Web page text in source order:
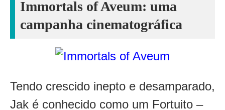
Immortals of Aveum: uma
campanha cinematográfica
Tendo crescido inepto e desamparado,
Jak é conhecido como um Fortuito –